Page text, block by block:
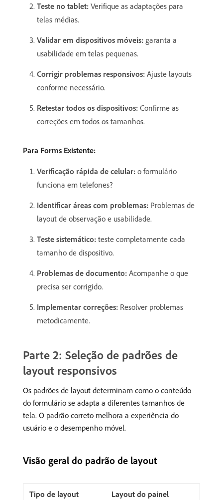
Teste no tablet: Verifique as adaptações para
telas médias.
Validar em dispositivos móveis: garanta a
usabilidade em telas pequenas.
Corrigir problemas responsivos: Ajuste layouts
conforme necessário.
Retestar todos os dispositivos: Confirme as
correções em todos os tamanhos.
Para Forms Existente:
Verificação rápida de celular: o formulário
funciona em telefones?
Identificar áreas com problemas: Problemas de
layout de observação e usabilidade.
Teste sistemático: teste completamente cada
tamanho de dispositivo.
Problemas de documento: Acompanhe o que
precisa ser corrigido.
Implementar correções: Resolver problemas
metodicamente.
Parte 2: Seleção de padrões de
layout responsivos
Os padrões de layout determinam como o conteúdo
do formulário se adapta a diferentes tamanhos de
tela. O padrão correto melhora a experiência do
usuário e o desempenho móvel.
Visão geral do padrão de layout
Layout do painel